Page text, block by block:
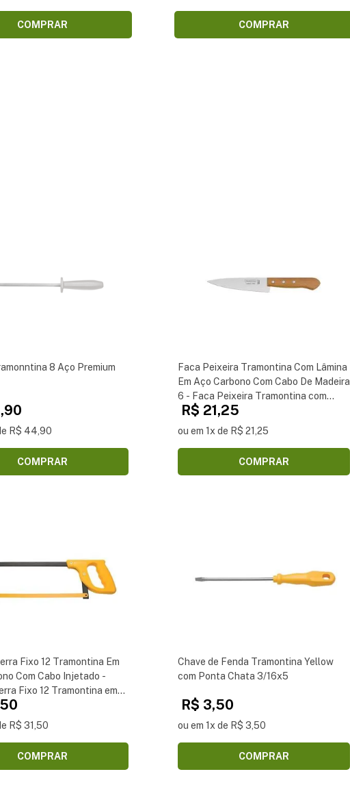
COMPRAR COMPRAR
8 Aço Premium
R$ 44,90
COMPRAR
Faca Peixeira Tramontina Com Lâmina
Em Aço Carbono Com Cabo De Madeira
6 - Faca Peixeira Tramontina com
Lâmina em Aço Carbono com Cabo de
Madeira 6
R$ 21,25
ou em 1x de R$ 21,25
COMPRAR
Fixo 12 Tramontina Em
Com Cabo Injetado -
Fixo 12 Tramontina em
com Cabo Injetado
R$ 31,50
COMPRAR
Chave de Fenda Tramontina Yellow
com Ponta Chata 3/16x5
R$ 3,50
ou em 1x de R$ 3,50
COMPRAR